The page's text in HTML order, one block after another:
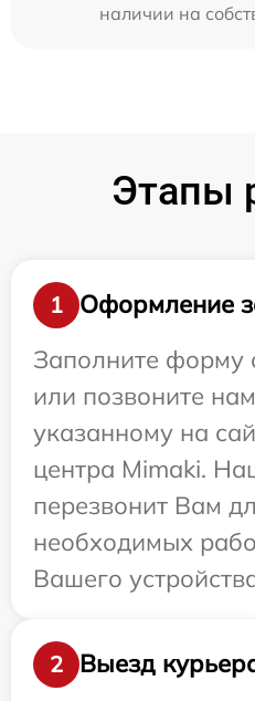
наличии на
Этапы
1
Оформление
Заполните форму
или позвоните
указанному на
центра Mimaki.
перезвонит Вам
необходимых
Вашего
2
Выезд